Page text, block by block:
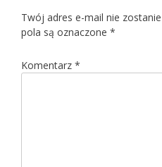
Twój adres e-mail nie
pola są oznaczone *
Komentarz *